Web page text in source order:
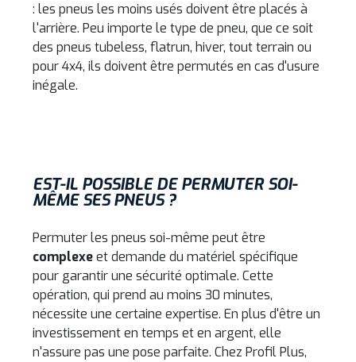
: les pneus les moins usés doivent être placés à
l'arrière. Peu importe le type de pneu, que ce soit
des pneus tubeless, flatrun, hiver, tout terrain ou
pour 4x4, ils doivent être permutés en cas d'usure
inégale.
EST-IL POSSIBLE DE PERMUTER SOI-
MÊME SES PNEUS ?
Permuter les pneus soi-même peut être
complexeet demande du matériel spécifique
pour garantir une sécurité optimale. Cette
opération, qui prend au moins 30 minutes,
nécessite une certaine expertise. En plus d'être un
investissement en temps et en argent, elle
n'assure pas une pose parfaite. Chez Profil Plus,